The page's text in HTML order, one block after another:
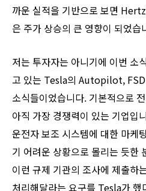
까운 실적을 기반으로 보면
은 주가 상승의 큰 영향이 되었습
저는 투자자는 아니기에 이번 소
고 있는 Tesla의 Autopilot, FSD
소식들이었습니다. 기본적으로
아직 가장 경쟁력이 있는 기업입
운전자 보조 시스템에 대한 마케
기 어려운 상황으로 몰리는 듯한
이런 규제 기관의 조사에 제출하
처리해달라는 요구를 Tesla가 했